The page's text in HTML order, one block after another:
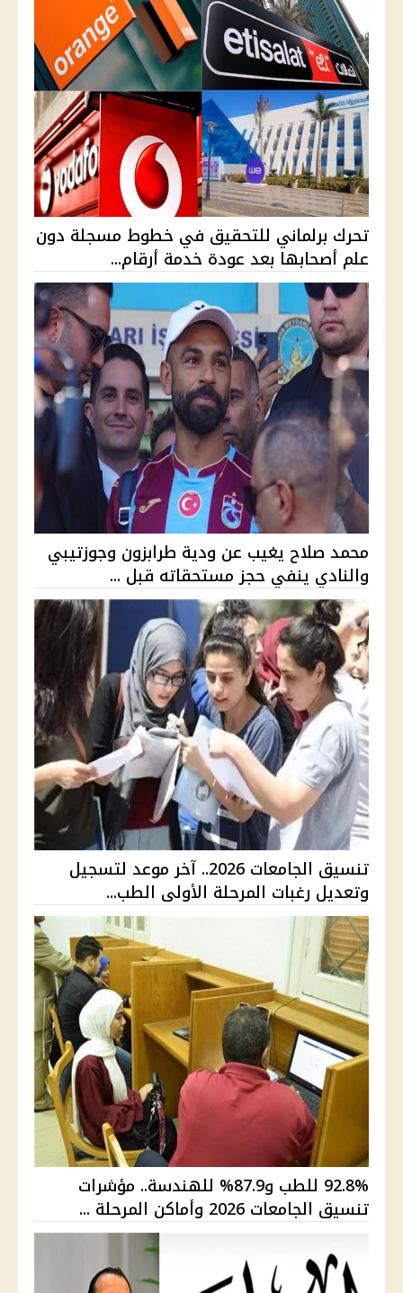
تحرك برلماني للتحقيق في خطوط مسجلة دون
علم أصحابها بعد عودة خدمة أرقام...
محمد صلاح يغيب عن ودية طرابزون وجوزتيبي
والنادي ينفي حجز مستحقاته قبل ...
تنسيق الجامعات 2026.. آخر موعد لتسجيل
وتعديل رغبات المرحلة الأولى الطب...
92.8% للطب و87.9% للهندسة.. مؤشرات
تنسيق الجامعات 2026 وأماكن المرحلة ...